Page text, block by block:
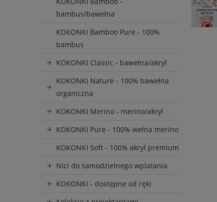
bambus/bawełna
KOKONKI Bamboo Pure - 100%
bambus
KOKONKI Classic - bawełna/akryl
KOKONKI Nature - 100% bawełna
organiczna
KOKONKI Merino - merino/akryl
KOKONKI Pure - 100% wełna merino
KOKONKI Soft - 100% akryl premium
Nici do samodzielnego wplatania
KOKONKI - dostępne od ręki